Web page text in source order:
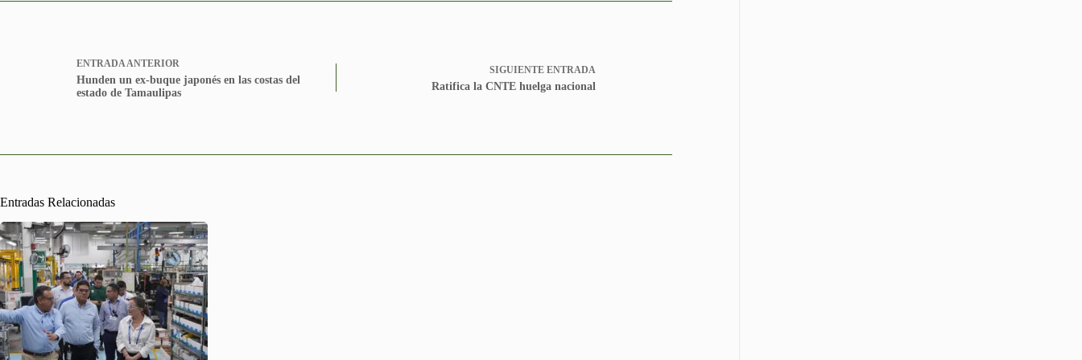
ENTRADAANTERIOR
Hunden un ex-buque japonés en las costas del
estado de Tamaulipas
SIGUIENTE ENTRADA
Ratifica la CNTE huelga nacional
Entradas Relacionadas